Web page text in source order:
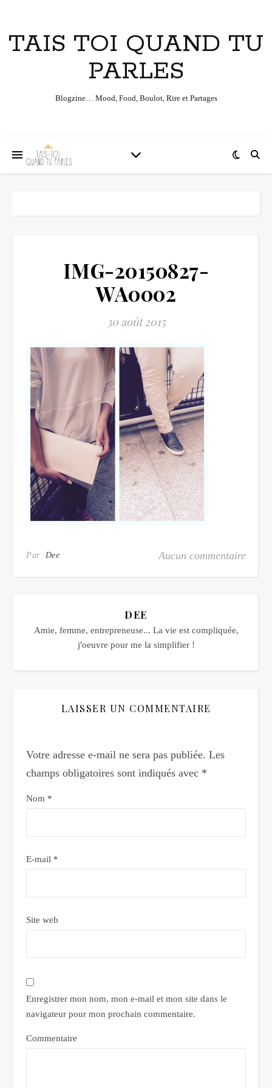
TAIS TOI QUAND TU
PARLES
Blogzine… Mood, Food, Boulot, Rire et Partages
IMG-20150827-
WA0002
30 août 2015
Par Dee Aucun commentaire
DEE
Amie, femme, entrepreneuse... La vie est compliquée,
j'oeuvre pour me la simplifier !
LAISSER UN COMMENTAIRE
Votre adresse e-mail ne sera pas publiée. Les
champs obligatoires sont indiqués avec *
Nom *
E-mail *
Site web
Enregistrer mon nom, mon e-mail et mon site dans le
navigateur pour mon prochain commentaire.
Commentaire